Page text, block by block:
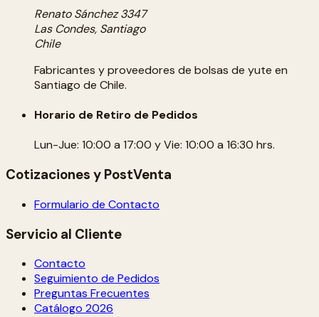
Renato Sánchez 3347
Las Condes, Santiago
Chile
Fabricantes y proveedores de bolsas de yute en
Santiago de Chile.
Horario de Retiro de Pedidos
Lun-Jue: 10:00 a 17:00 y Vie: 10:00 a 16:30 hrs.
Cotizaciones y PostVenta
Formulario de Contacto
Servicio al Cliente
Contacto
Seguimiento de Pedidos
Preguntas Frecuentes
Catálogo 2026